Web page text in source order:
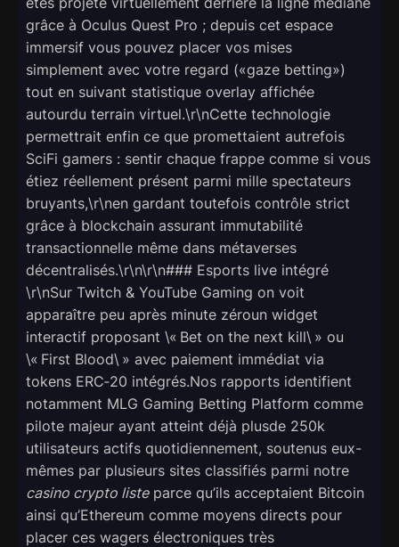
grâce à Oculus Quest Pro ; depuis cet espace
immersif vous pouvez placer vos mises
simplement avec votre regard («gaze betting»)
tout en suivant statistique overlay affichée
autourdu terrain virtuel.\r\nCette technologie
permettrait enfin ce que promettaient autrefois
SciFi gamers : sentir chaque frappe comme si vous
étiez réellement présent parmi mille spectateurs
bruyants,\r\nen gardant toutefois contrôle strict
grâce à blockchain assurant immutabilité
transactionnelle même dans métaverses
décentralisés.\r\n\r\n### Esports live intégré
\r\nSur Twitch & YouTube Gaming on voit
apparaître peu après minute zéroun widget
interactif proposant \« Bet on the next kill\ » ou
\« First Blood\ » avec paiement immédiat via
tokens ERC‑20 intégrés.Nos rapports identifient
notamment MLG Gaming Betting Platform comme
pilote majeur ayant atteint déjà plusde 250k
utilisateurs actifs quotidiennement, soutenus eux-
mêmes par plusieurs sites classifiés parmi notre
casino crypto listeparce qu’ils acceptaient Bitcoin
ainsi qu’Ethereum comme moyens directs pour
placer ces wagers électroniques très